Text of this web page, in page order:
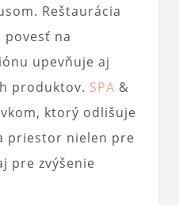
Reštaurácia
povesť na
upevňuje aj
produktov. SPA &
ktorý odlišuje
priestor nielen pre
pre zvýšenie